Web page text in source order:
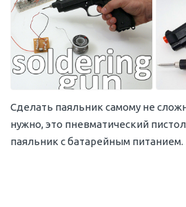
Сделать паяльник самому не
нужно, это пневматический
паяльник с батарейным питанием.